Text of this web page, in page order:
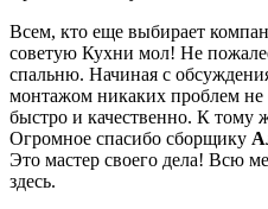
Всем, кто еще выбирает
советую Кухни мол! Не
спальню. Начиная с
монтажом никаких проблем
быстро и качественно. К тому
Огромное спасибо сборщику
Это мастер своего дела! Всю
здесь.